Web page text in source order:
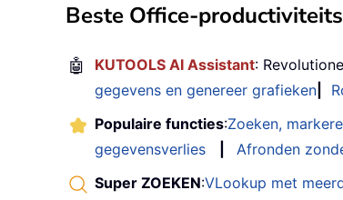
Beste Office-
🤖 KUTOOLS AI Assistant:
gegevens en genereer grafieken
Populaire functies:Zoeken,
gegevensverlies
Afronden
Super ZOEKEN:VLookup met